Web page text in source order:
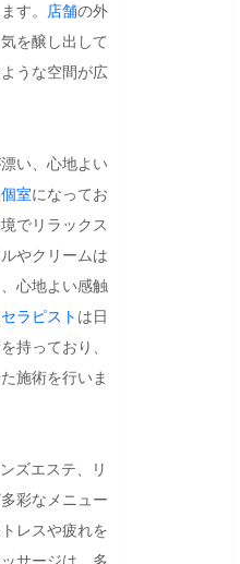
す。
店舗の外
を醸し出して
うな空間が広
い、心地よい
個室になってお
でリラックス
やクリームは
心地よい感触
セラピスト は日
持っており、
施術を行いま
ズエステ、リ
彩なメニュー
レスや疲れを
サージは、多